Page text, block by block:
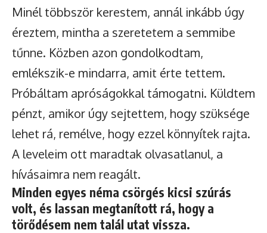
Minél többször kerestem, annál inkább úgy
éreztem, mintha a szeretetem a semmibe
tűnne. Közben azon gondolkodtam,
emlékszik-e mindarra, amit érte tettem.
Próbáltam apróságokkal támogatni. Küldtem
pénzt, amikor úgy sejtettem, hogy szüksége
lehet rá, remélve, hogy ezzel könnyítek rajta.
A leveleim ott maradtak olvasatlanul, a
hívásaimra nem reagált.
Minden egyes néma csörgés kicsi szúrás
volt, és lassan megtanított rá, hogy a
törődésem nem talál utat vissza.